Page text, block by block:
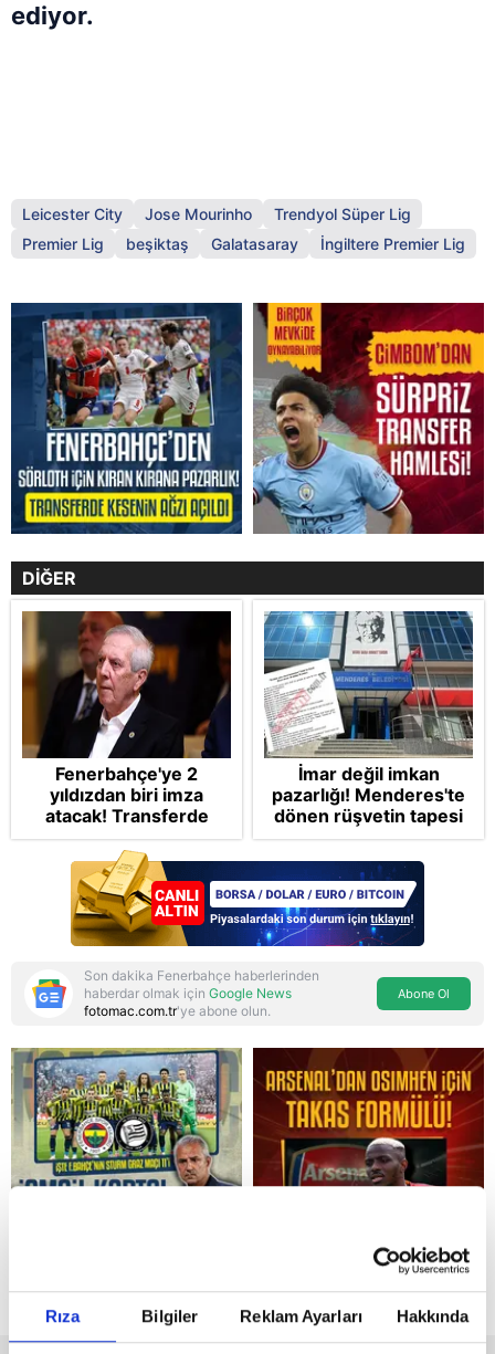
Rıza Bilgiler Reklam Ayarları Hakkında
Reddet
ediyor.
Leicester City Jose Mourinho
Trendyol Süper Lig
Premier Lig
beşiktaş Galatasaray İngiltere Premier Lig
DİĞER
Fenerbahçe'ye 2
yıldızdan biri imza
atacak! Transferde
golcü harekatı...
İmar değil imkan
pazarlığı! Menderes'te
dönen rüşvetin tapesi
Takvim'de: Müdürüm
altından kalkamayız!
Para kuryesine
gönüllülük esası
Son dakika Fenerbahçe haberlerinden
haberdar olmak için Google News
fotomac.com.tr'ye abone olun.
Abone Ol